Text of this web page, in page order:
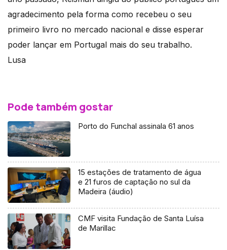
agradecimento pela forma como recebeu o seu
primeiro livro no mercado nacional e disse esperar
poder lançar em Portugal mais do seu trabalho.
Lusa
Pode também gostar
Porto do Funchal assinala 61 anos
15 estações de tratamento de água
e 21 furos de captação no sul da
Madeira (áudio)
CMF visita Fundação de Santa Luísa
de Marillac